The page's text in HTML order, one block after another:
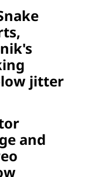
jitter
and